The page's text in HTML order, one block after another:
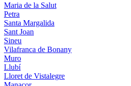
Maria de la Salut
Petra
Santa Margalida
Sant Joan
Sineu
Vilafranca de Bonany
Muro
Llubí
Lloret de Vistalegre